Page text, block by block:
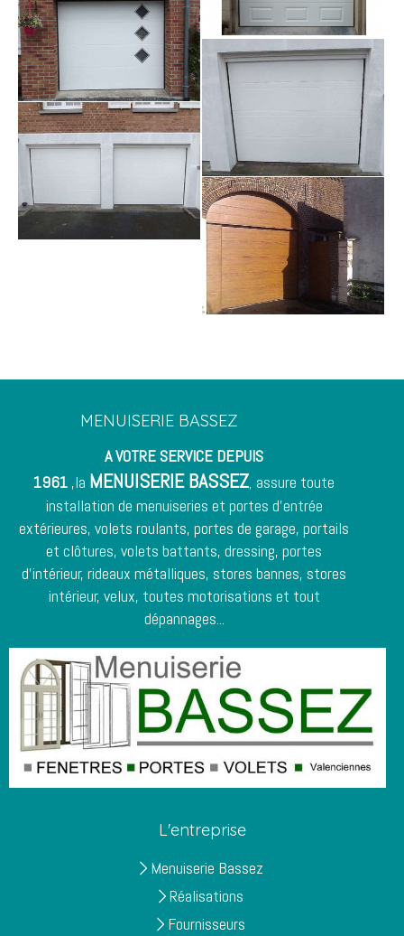
MENUISERIE BASSEZ
A VOTRE SERVICE DEPUIS
1961 ,la MENUISERIE BASSEZ, assure toute
installation de menuiseries et portes d'entrée
extérieures, volets roulants, portes de garage, portails
et clôtures, volets battants, dressing, portes
d'intérieur, rideaux métalliques, stores bannes, stores
intérieur, velux, toutes motorisations et tout
dépannages...
L'entreprise
Menuiserie Bassez
Réalisations
Fournisseurs